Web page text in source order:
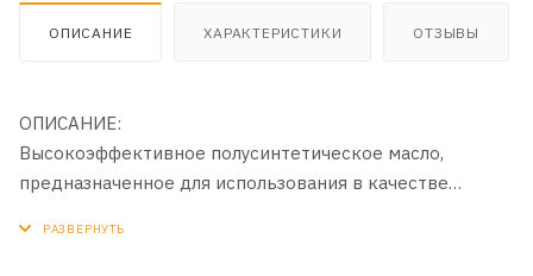
ОПИСАНИЕ ХАРАКТЕРИСТИКИ ОТЗЫВЫ
ОПИСАНИЕ:
Высокоэффективное полусинтетическое масло,
предназначенное для использования в качестве